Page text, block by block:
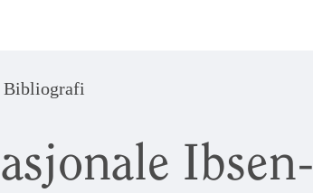
Bibliografi
Ibsen-